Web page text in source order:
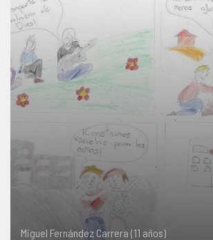
Miguel Fernández Carrera (11 años)